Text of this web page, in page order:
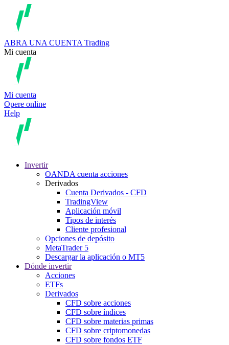
ABRA UNA CUENTA Trading
Mi cuenta
Mi cuenta
Opere online
Help
Invertir
OANDA cuenta acciones
Derivados
Cuenta Derivados - CFD
TradingView
Aplicación móvil
Tipos de interés
Cliente profesional
Opciones de depósito
MetaTrader 5
Descargar la aplicación o MT5
Dónde invertir
Acciones
ETFs
Derivados
CFD sobre acciones
CFD sobre índices
CFD sobre materias primas
CFD sobre criptomonedas
CFD sobre fondos ETF